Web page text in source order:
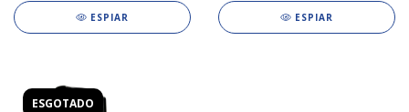
ESPIAR ESPIAR
ESGOTADO